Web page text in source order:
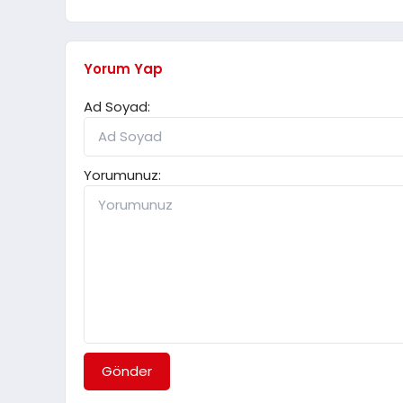
Yorum Yap
Ad Soyad:
Yorumunuz:
Gönder